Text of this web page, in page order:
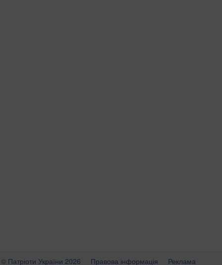
© Патріоти України 2026 Правова інформація Реклама